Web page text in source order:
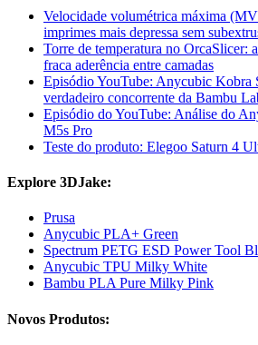
Velocidade volumétrica máxima
imprimes mais depressa sem
Torre de temperatura no OrcaSlicer:
fraca aderência entre camadas
Episódio YouTube: Anycubic Kobra
verdadeiro concorrente da Bambu
Episódio do YouTube: Análise do
M5s Pro
Teste do produto: Elegoo Saturn 4
Explore 3DJake:
Prusa
Anycubic PLA+ Green
Spectrum PETG ESD Power Tool
Anycubic TPU Milky White
Bambu PLA Pure Milky Pink
Novos Produtos: